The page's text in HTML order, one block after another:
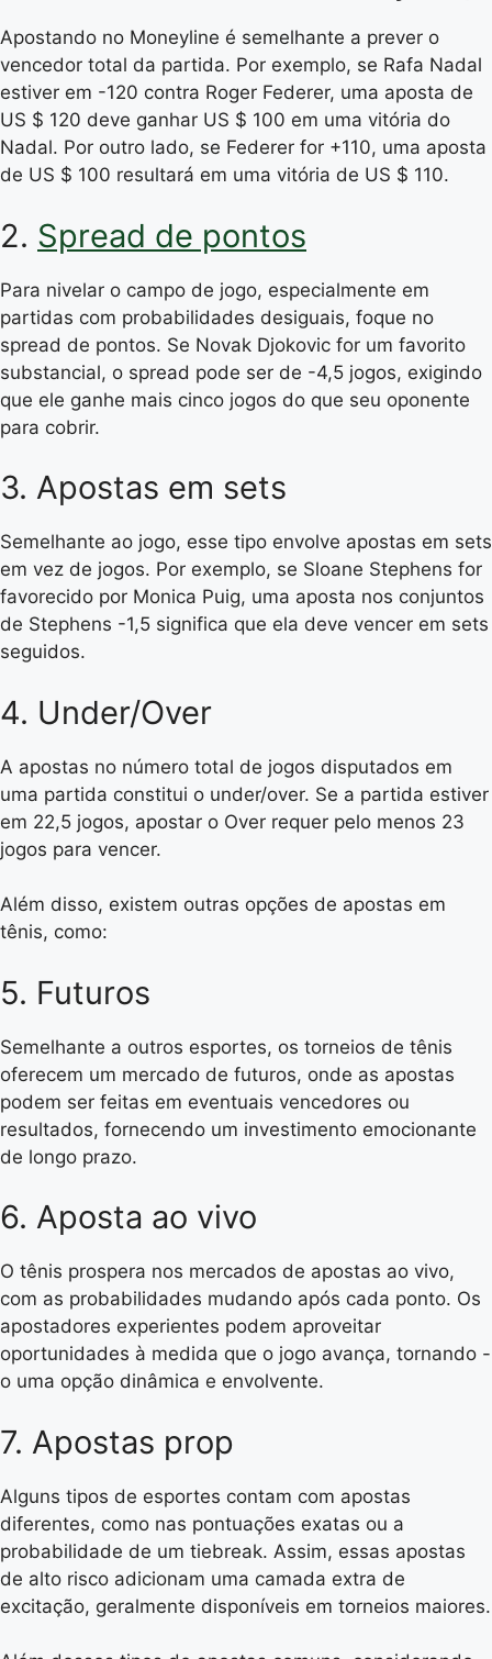
Apostando no Moneyline é semelhante a prever o
vencedor total da partida. Por exemplo, se Rafa Nadal
estiver em -120 contra Roger Federer, uma aposta de
US $ 120 deve ganhar US $ 100 em uma vitória do
Nadal. Por outro lado, se Federer for +110, uma aposta
de US $ 100 resultará em uma vitória de US $ 110.
2. Spread de pontos
Para nivelar o campo de jogo, especialmente em
partidas com probabilidades desiguais, foque no
spread de pontos. Se Novak Djokovic for um favorito
substancial, o spread pode ser de -4,5 jogos, exigindo
que ele ganhe mais cinco jogos do que seu oponente
para cobrir.
3. Apostas em sets
Semelhante ao jogo, esse tipo envolve apostas em sets
em vez de jogos. Por exemplo, se Sloane Stephens for
favorecido por Monica Puig, uma aposta nos conjuntos
de Stephens -1,5 significa que ela deve vencer em sets
seguidos.
4. Under/Over
A apostas no número total de jogos disputados em
uma partida constitui o under/over. Se a partida estiver
em 22,5 jogos, apostar o Over requer pelo menos 23
jogos para vencer.
Além disso, existem outras opções de apostas em
tênis, como:
5. Futuros
Semelhante a outros esportes, os torneios de tênis
oferecem um mercado de futuros, onde as apostas
podem ser feitas em eventuais vencedores ou
resultados, fornecendo um investimento emocionante
de longo prazo.
6. Aposta ao vivo
O tênis prospera nos mercados de apostas ao vivo,
com as probabilidades mudando após cada ponto. Os
apostadores experientes podem aproveitar
oportunidades à medida que o jogo avança, tornando -
o uma opção dinâmica e envolvente.
7. Apostas prop
Alguns tipos de esportes contam com apostas
diferentes, como nas pontuações exatas ou a
probabilidade de um tiebreak. Assim, essas apostas
de alto risco adicionam uma camada extra de
excitação, geralmente disponíveis em torneios maiores.